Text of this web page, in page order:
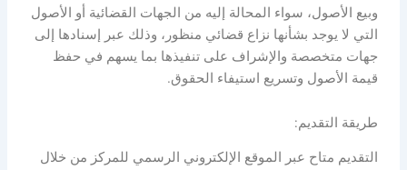
وبيع الأصول، سواء المحالة إليه من الجهات القضائية أو الأصول
التي لا يوجد بشأنها نزاع قضائي منظور، وذلك عبر إسنادها إلى
جهات متخصصة والإشراف على تنفيذها بما يسهم في حفظ
قيمة الأصول وتسريع استيفاء الحقوق.
طريقة التقديم:
التقديم متاح عبر الموقع الإلكتروني الرسمي للمركز من خلال